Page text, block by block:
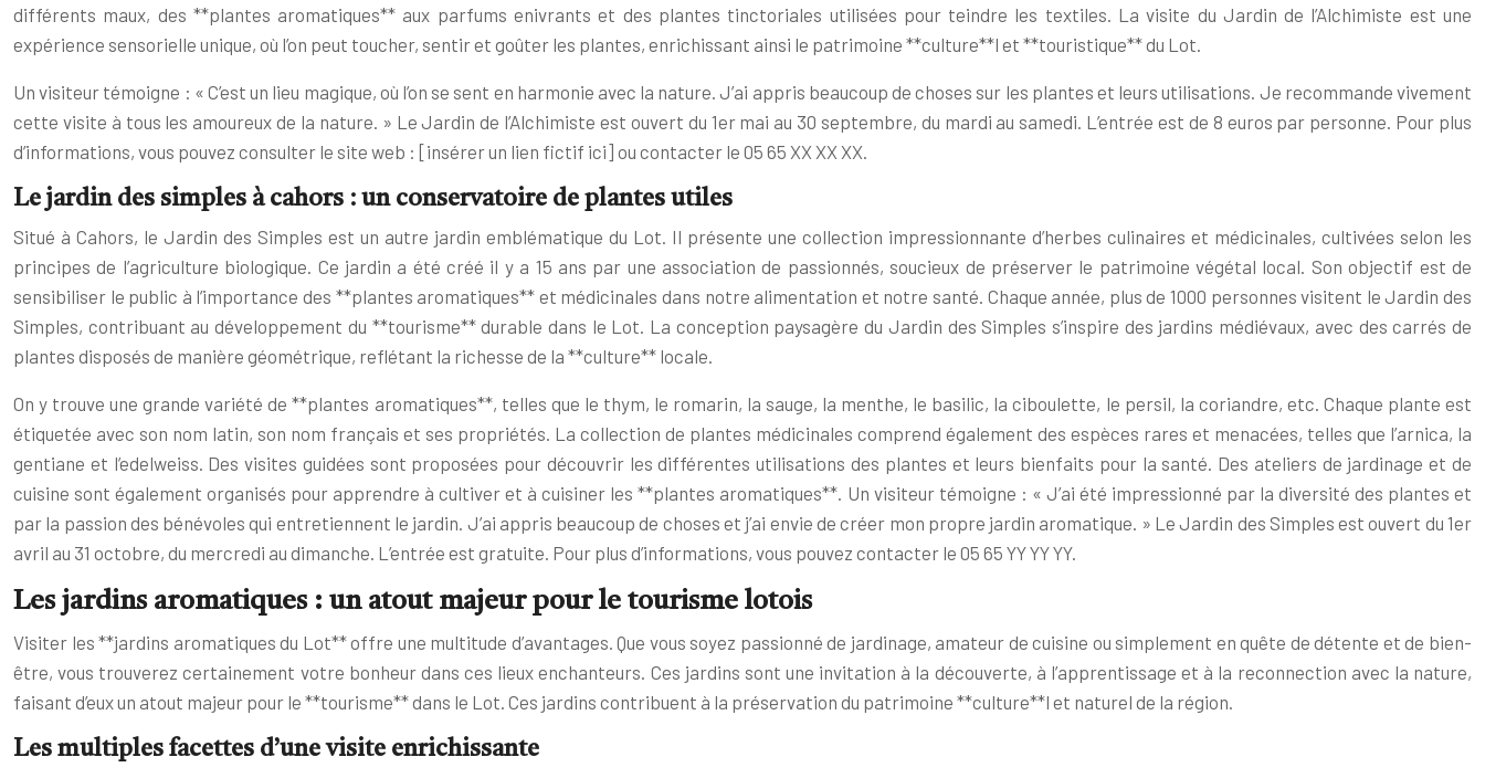
différents maux, des **plantes aromatiques** aux parfums enivrants et des plantes tinctoriales utilisées pour teindre les textiles. La visite du Jardin de l’Alchimiste est une
expérience sensorielle unique, où l’on peut toucher, sentir et goûter les plantes, enrichissant ainsi le patrimoine **culture**l et **touristique** du Lot.
Un visiteur témoigne : « C’est un lieu magique, où l’on se sent en harmonie avec la nature. J’ai appris beaucoup de choses sur les plantes et leurs utilisations. Je recommande vivement
cette visite à tous les amoureux de la nature. » Le Jardin de l’Alchimiste est ouvert du 1er mai au 30 septembre, du mardi au samedi. L’entrée est de 8 euros par personne. Pour plus
d’informations, vous pouvez consulter le site web : [insérer un lien fictif ici] ou contacter le 05 65 XX XX XX.
Le jardin des simples à cahors : un conservatoire de plantes utiles
Situé à Cahors, le Jardin des Simples est un autre jardin emblématique du Lot. Il présente une collection impressionnante d’herbes culinaires et médicinales, cultivées selon les
principes de l’agriculture biologique. Ce jardin a été créé il y a 15 ans par une association de passionnés, soucieux de préserver le patrimoine végétal local. Son objectif est de
sensibiliser le public à l’importance des **plantes aromatiques** et médicinales dans notre alimentation et notre santé. Chaque année, plus de 1000 personnes visitent le Jardin des
Simples, contribuant au développement du **tourisme** durable dans le Lot. La conception paysagère du Jardin des Simples s’inspire des jardins médiévaux, avec des carrés de
plantes disposés de manière géométrique, reflétant la richesse de la **culture** locale.
On y trouve une grande variété de **plantes aromatiques**, telles que le thym, le romarin, la sauge, la menthe, le basilic, la ciboulette, le persil, la coriandre, etc. Chaque plante est
étiquetée avec son nom latin, son nom français et ses propriétés. La collection de plantes médicinales comprend également des espèces rares et menacées, telles que l’arnica, la
gentiane et l’edelweiss. Des visites guidées sont proposées pour découvrir les différentes utilisations des plantes et leurs bienfaits pour la santé. Des ateliers de jardinage et de
cuisine sont également organisés pour apprendre à cultiver et à cuisiner les **plantes aromatiques**. Un visiteur témoigne : « J’ai été impressionné par la diversité des plantes et
par la passion des bénévoles qui entretiennent le jardin. J’ai appris beaucoup de choses et j’ai envie de créer mon propre jardin aromatique. » Le Jardin des Simples est ouvert du 1er
avril au 31 octobre, du mercredi au dimanche. L’entrée est gratuite. Pour plus d’informations, vous pouvez contacter le 05 65 YY YY YY.
Les jardins aromatiques : un atout majeur pour le tourisme lotois
Visiter les **jardins aromatiques du Lot** offre une multitude d’avantages. Que vous soyez passionné de jardinage, amateur de cuisine ou simplement en quête de détente et de bien-
être, vous trouverez certainement votre bonheur dans ces lieux enchanteurs. Ces jardins sont une invitation à la découverte, à l’apprentissage et à la reconnection avec la nature,
faisant d’eux un atout majeur pour le **tourisme** dans le Lot. Ces jardins contribuent à la préservation du patrimoine **culture**l et naturel de la région.
Les multiples facettes d’une visite enrichissante